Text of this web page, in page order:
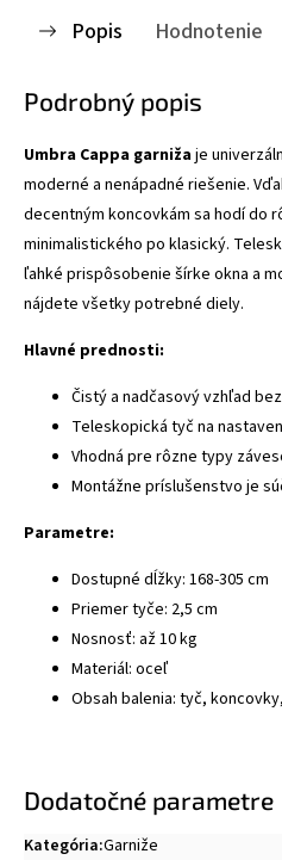
Popis Hodnotenie
Podrobný popis
Umbra Cappa garnižaje
moderné a nenápadné riešenie.
decentným koncovkám sa hodí do
minimalistického po klasický.
ľahké prispôsobenie šírke okna a
nájdete všetky potrebné diely.
Hlavné prednosti:
Čistý a nadčasový vzhľad
Teleskopická tyč na
Vhodná pre rôzne typy
Montážne príslušenstvo je
Parametre:
Dostupné dĺžky: 168-305 cm
Priemer tyče: 2,5 cm
Nosnosť: až 10 kg
Materiál: oceľ
Obsah balenia: tyč,
Dodatočné parametre
Kategória:Garniže